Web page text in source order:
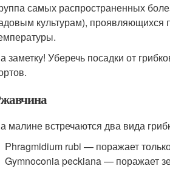
самых распространенных
культурам), проявляющихся
заметку! Уберечь посадки от
малине встречаются два вида
Phragmidium rubi — поражает
Gymnoconia peckiana — поражает